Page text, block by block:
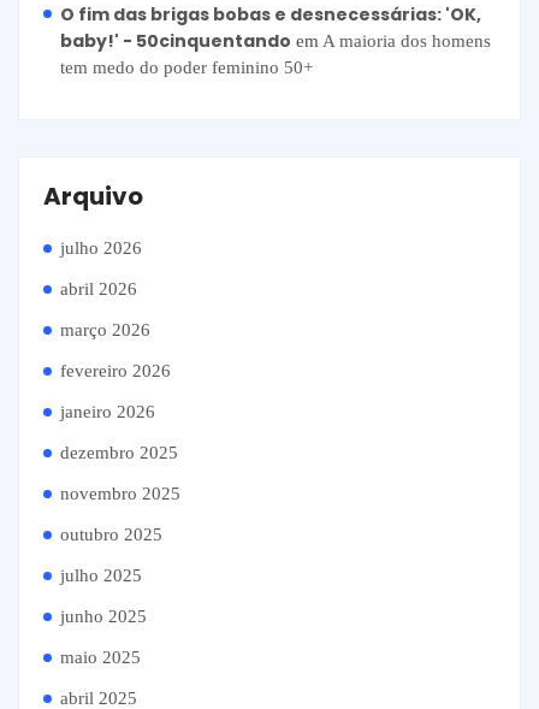
O fim das brigas bobas e desnecessárias: 'OK,
baby!' - 50cinquentando em A maioria dos homens
tem medo do poder feminino 50+
Arquivo
julho 2026
abril 2026
março 2026
fevereiro 2026
janeiro 2026
dezembro 2025
novembro 2025
outubro 2025
julho 2025
junho 2025
maio 2025
abril 2025